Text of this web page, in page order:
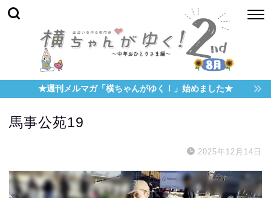
★週刊メルマガ「横ちゃんがゆく！」始めました★
馬事公苑19
2025年12月14日